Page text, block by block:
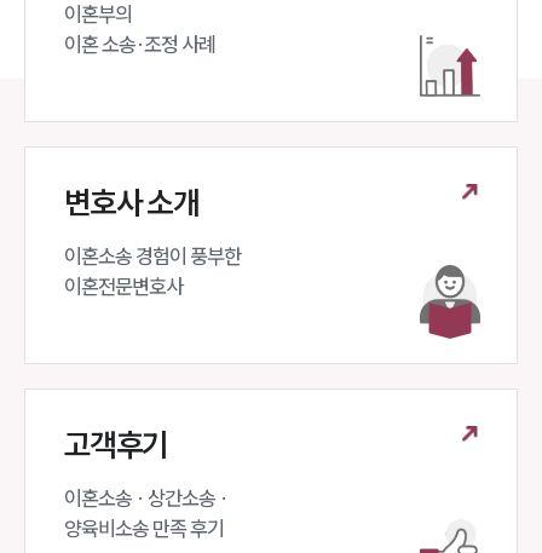
이혼부의
이혼 소송·조정 사례
변호사 소개
이혼소송 경험이 풍부한
이혼전문변호사
고객후기
이혼소송 · 상간소송 ·
양육비소송 만족 후기